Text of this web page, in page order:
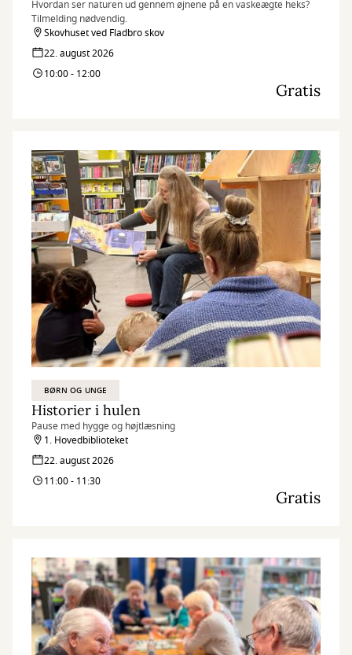
Hvordan ser naturen ud gennem øjnene på en vaskeægte heks?
Tilmelding nødvendig.
Skovhuset ved Fladbro skov
22. august 2026
10:00 - 12:00
Gratis
BØRN OG UNGE
Historier i hulen
Pause med hygge og højtlæsning
1. Hovedbiblioteket
22. august 2026
11:00 - 11:30
Gratis